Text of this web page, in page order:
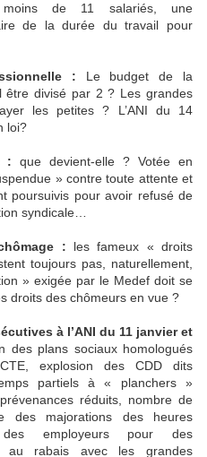
de 11 salariés, une
de la durée du travail pour
: Le budget de la
être divisé par 2 ? Les grandes
les petites ? L’ANI du 14
loi?
: que devient-elle ? Votée en
» contre toute attente et
poursuivis pour avoir refusé de
syndicale…
: les fameux « droits
toujours pas, naturellement,
» exigée par le Medef doit se
droits des chômeurs en vue ?
à l’ANI du 11 janvier et
des plans sociaux homologués
explosion des CDD dits
partiels à « planchers »
réduits, nombre de
des majorations des heures
des employeurs pour des
au rabais avec les grandes